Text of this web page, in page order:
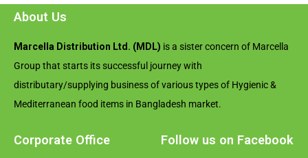
About Us
Marcella Distribution Ltd. (MDL) is a sister concern of Marcella
Group that starts its successful journey with
distributary/supplying business of various types of Hygienic &
Mediterranean food items in Bangladesh market.
Corporate Office Follow us on Facebook